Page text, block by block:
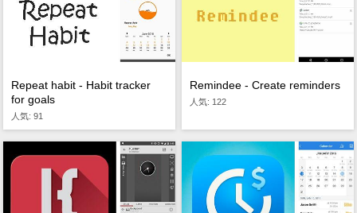
Repeat habit - Habit tracker
for goals
人気: 91
Remindee - Create reminders
人気: 122